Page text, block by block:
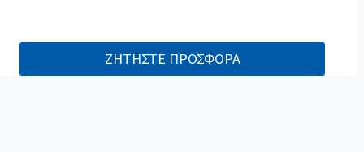
ΖΗΤΗΣΤΕ ΠΡΟΣΦΟΡΑ